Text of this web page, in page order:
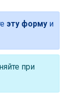
эту форму и
при